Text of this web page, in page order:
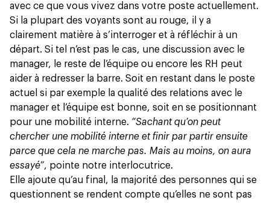
avec ce que vous vivez dans votre poste actuellement.
Si la plupart des voyants sont au rouge, il y a
clairement matière à s’interroger et à réfléchir à un
départ. Si tel n’est pas le cas, une discussion avec le
manager, le reste de l’équipe ou encore les RH peut
aider à redresser la barre. Soit en restant dans le poste
actuel si par exemple la qualité des relations avec le
manager et l’équipe est bonne, soit en se positionnant
pour une mobilité interne. “Sachant qu’on peut
chercher une mobilité interne et finir par partir ensuite
parce que cela ne marche pas. Mais au moins, on aura
essayé”, pointe notre interlocutrice.
Elle ajoute qu’au final, la majorité des personnes qui se
questionnent se rendent compte qu’elles ne sont pas